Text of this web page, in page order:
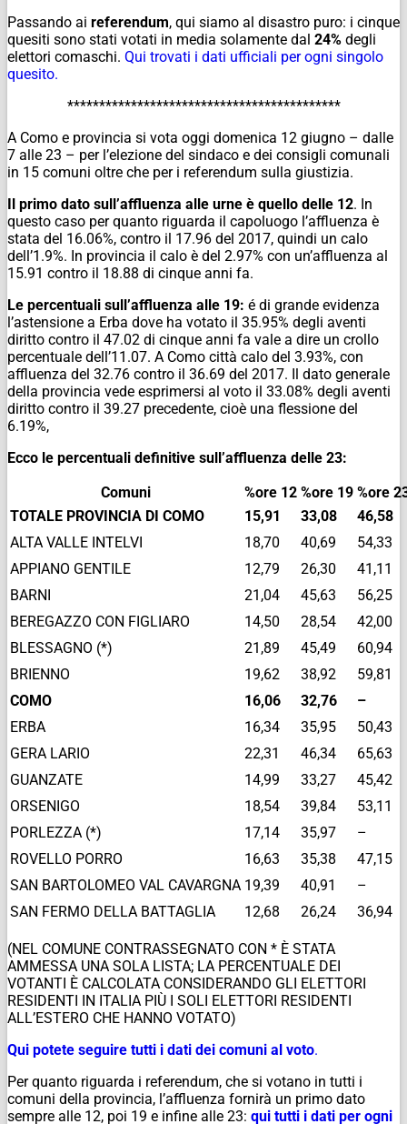
Passando ai referendum, qui siamo al disastro puro: i cinque
quesiti sono stati votati in media solamente dal 24% degli
elettori comaschi. Qui trovati i dati ufficiali per ogni singolo
quesito.
*******************************************
A Como e provincia si vota oggi domenica 12 giugno – dalle
7 alle 23 – per l’elezione del sindaco e dei consigli comunali
in 15 comuni oltre che per i referendum sulla giustizia.
Il primo dato sull’affluenza alle urne è quello delle 12. In
questo caso per quanto riguarda il capoluogo l’affluenza è
stata del 16.06%, contro il 17.96 del 2017, quindi un calo
dell’1.9%. In provincia il calo è del 2.97% con un’affluenza al
15.91 contro il 18.88 di cinque anni fa.
Le percentuali sull’affluenza alle 19: é di grande evidenza
l’astensione a Erba dove ha votato il 35.95% degli aventi
diritto contro il 47.02 di cinque anni fa vale a dire un crollo
percentuale dell’11.07. A Como città calo del 3.93%, con
affluenza del 32.76 contro il 36.69 del 2017. Il dato generale
della provincia vede esprimersi al voto il 33.08% degli aventi
diritto contro il 39.27 precedente, cioè una flessione del
6.19%,
Ecco le percentuali definitive sull’affluenza delle 23:
Comuni
%ore 12 %ore 19 %ore
TOTALE PROVINCIA DI COMO
15,91 33,08
46,58
ALTA VALLE INTELVI
18,70 40,69
54,33
APPIANO GENTILE
12,79 26,30
41,11
BARNI
21,04 45,63
56,25
BEREGAZZO CON FIGLIARO
14,50 28,54
42,00
BLESSAGNO (*)
21,89 45,49
60,94
BRIENNO
19,62 38,92
59,81
COMO
16,06 32,76
–
ERBA
16,34 35,95
50,43
GERA LARIO
22,31 46,34
65,63
GUANZATE
14,99 33,27
45,42
ORSENIGO
18,54 39,84
53,11
PORLEZZA (*)
17,14 35,97
–
ROVELLO PORRO
16,63 35,38
47,15
SAN BARTOLOMEO VAL CAVARGNA 19,39 40,91
–
SAN FERMO DELLA BATTAGLIA
12,68 26,24 36,94
(NEL COMUNE CONTRASSEGNATO CON * È STATA
AMMESSA UNA SOLA LISTA; LA PERCENTUALE DEI
VOTANTI È CALCOLATA CONSIDERANDO GLI ELETTORI
RESIDENTI IN ITALIA PIÙ I SOLI ELETTORI RESIDENTI
ALL’ESTERO CHE HANNO VOTATO)
Qui potete seguire tutti i dati dei comuni al voto.
Per quanto riguarda i referendum, che si votano in tutti i
comuni della provincia, l’affluenza fornirà un primo dato
sempre alle 12, poi 19 e infine alle 23: qui tutti i dati per ogni